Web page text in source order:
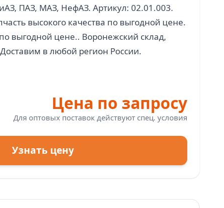
ПАЗ, МАЗ, НефАЗ. Артикул: 02.01.003.
высокого качества по выгодной цене.
выгодной цене.. Воронежский склад,
Цена по запросу
Для оптовых поставок действуют спец. условия
Узнать цену